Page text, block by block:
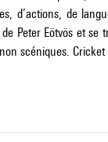
d’actions, de
Peter Eötvös et se
scéniques.